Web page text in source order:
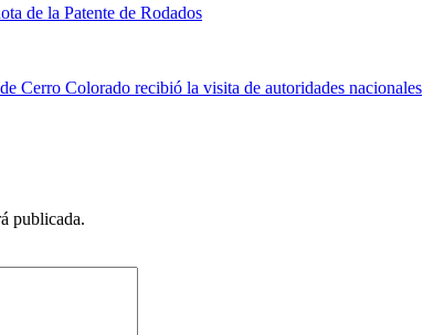
de la Patente de Rodados
Cerro Colorado recibió la visita de autoridades nacionales
publicada.